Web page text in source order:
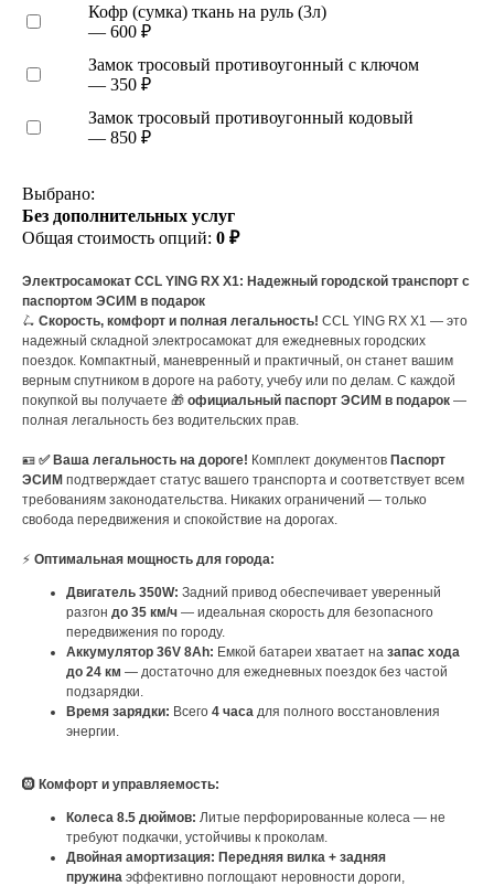
Кофр (сумка) ткань на руль (3л)
— 600 ₽
Замок тросовый противоугонный с ключом
— 350 ₽
Замок тросовый противоугонный кодовый
— 850 ₽
Выбрано:
Без дополнительных услуг
Общая стоимость опций: 0 ₽
Электросамокат CCL YING RX X1: Надежный городской транспорт с
паспортом ЭСИМ в подарок
🛴 Скорость, комфорт и полная легальность! CCL YING RX X1 — это
надежный складной электросамокат для ежедневных городских
поездок. Компактный, маневренный и практичный, он станет вашим
верным спутником в дороге на работу, учебу или по делам. С каждой
покупкой вы получаете 🎁 официальный паспорт ЭСИМ в подарок —
полная легальность без водительских прав.
🪪 ✅ Ваша легальность на дороге! Комплект документов Паспорт
ЭСИМ подтверждает статус вашего транспорта и соответствует всем
требованиям законодательства. Никаких ограничений — только
свобода передвижения и спокойствие на дорогах.
⚡ Оптимальная мощность для города:
Двигатель 350W: Задний привод обеспечивает уверенный
разгон до 35 км/ч — идеальная скорость для безопасного
передвижения по городу.
Аккумулятор 36V 8Ah: Емкой батареи хватает на запас хода
до 24 км — достаточно для ежедневных поездок без частой
подзарядки.
Время зарядки: Всего 4 часа для полного восстановления
энергии.
🛞 Комфорт и управляемость:
Колеса 8.5 дюймов: Литые перфорированные колеса — не
требуют подкачки, устойчивы к проколам.
Двойная амортизация: Передняя вилка + задняя
пружина эффективно поглощают неровности дороги,